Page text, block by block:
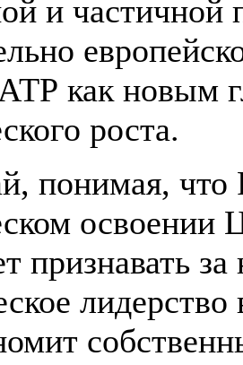
и частичной
как новым
роста.
понимая, что
освоении
признавать